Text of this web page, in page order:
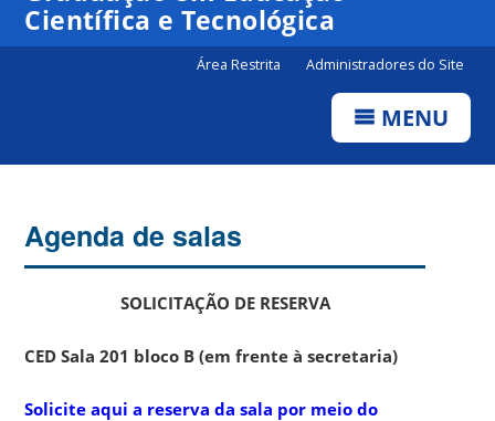
Científica e Tecnológica
Área Restrita Administradores do Site
MENU
Agenda de salas
SOLICITAÇÃO DE RESERVA
CED Sala 201 bloco B (em frente à secretaria)
Solicite aqui a reserva da sala por meio do